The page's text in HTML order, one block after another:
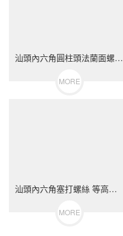
汕頭內六角圓柱頭法蘭面螺栓 不銹鋼（304/316）碳鋼 合金鋼
MORE
汕頭內六角塞打螺絲 等高限位螺栓 不銹鋼（304/316）碳鋼 合金鋼
MORE